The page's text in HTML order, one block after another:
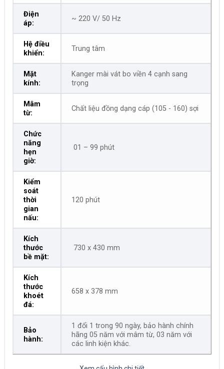
Điện
áp:
~ 220 V/ 50 Hz
Hệ điều
khiển:
Trung tâm
Mặt
kính:
Kanger mài vát bo viền 4 cạnh sang
trọng
Mâm
từ:
Chất liệu đồng dạng cáp (105 - 160) sợi
Chức
năng
hẹn
giờ:
01 – 99 phút
Kiểm
soát
thời
gian
nấu:
120 phút
Kích
thước
bề mặt:
730 x 430 mm
Kích
thước
khoét
đá:
658 x 378 mm
Bảo
hành:
1 đổi 1 trong 90 ngày, bảo hành chính
hãng 05 năm với mâm từ, 03 năm với
các linh kiện khác.